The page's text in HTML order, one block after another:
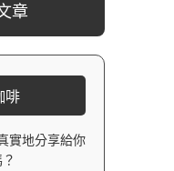
章
啡
實地分享給你